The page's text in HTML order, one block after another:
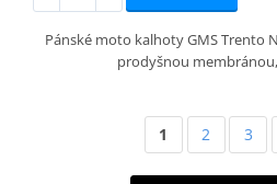
Pánské moto kalhoty GMS Trento
prodyšnou
1 2 3